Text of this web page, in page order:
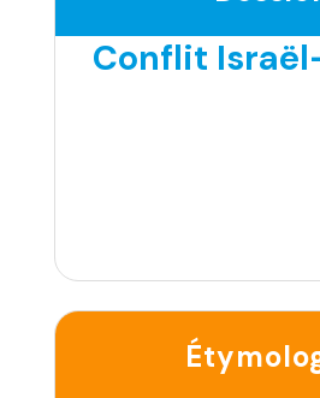
Conflit